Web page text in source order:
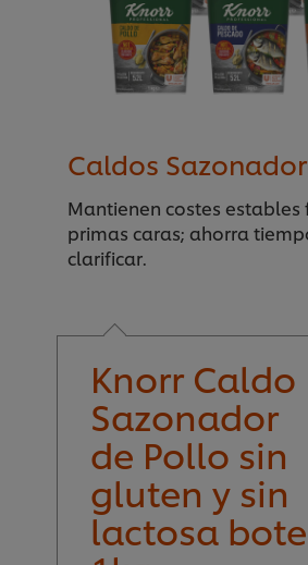
Caldos
Mantienen costes
primas caras; ahorra
clarificar.
Knorr Caldo
Sazonador
de Pollo sin
gluten y sin
lactosa bote